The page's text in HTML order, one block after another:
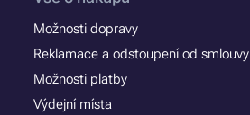
Možnosti dopravy
Reklamace a odstoupení od smlouvy
Možnosti platby
Výdejní místa